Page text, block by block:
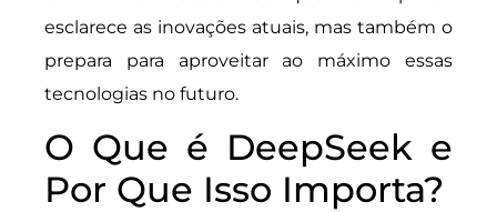
esclarece as inovações atuais, mas também o
prepara para aproveitar ao máximo essas
tecnologias no futuro.
O Que é DeepSeek e
Por Que Isso Importa?